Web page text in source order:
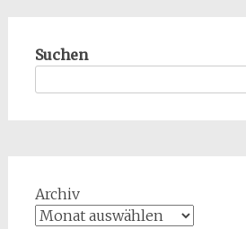
Suchen
Archiv